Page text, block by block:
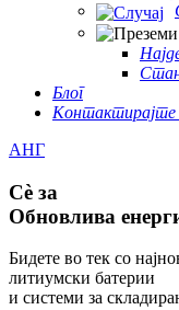
Блог
Контактирајте
АНГ
Сè за
Обновлива
Бидете во тек со
литиумски батерии
и системи за